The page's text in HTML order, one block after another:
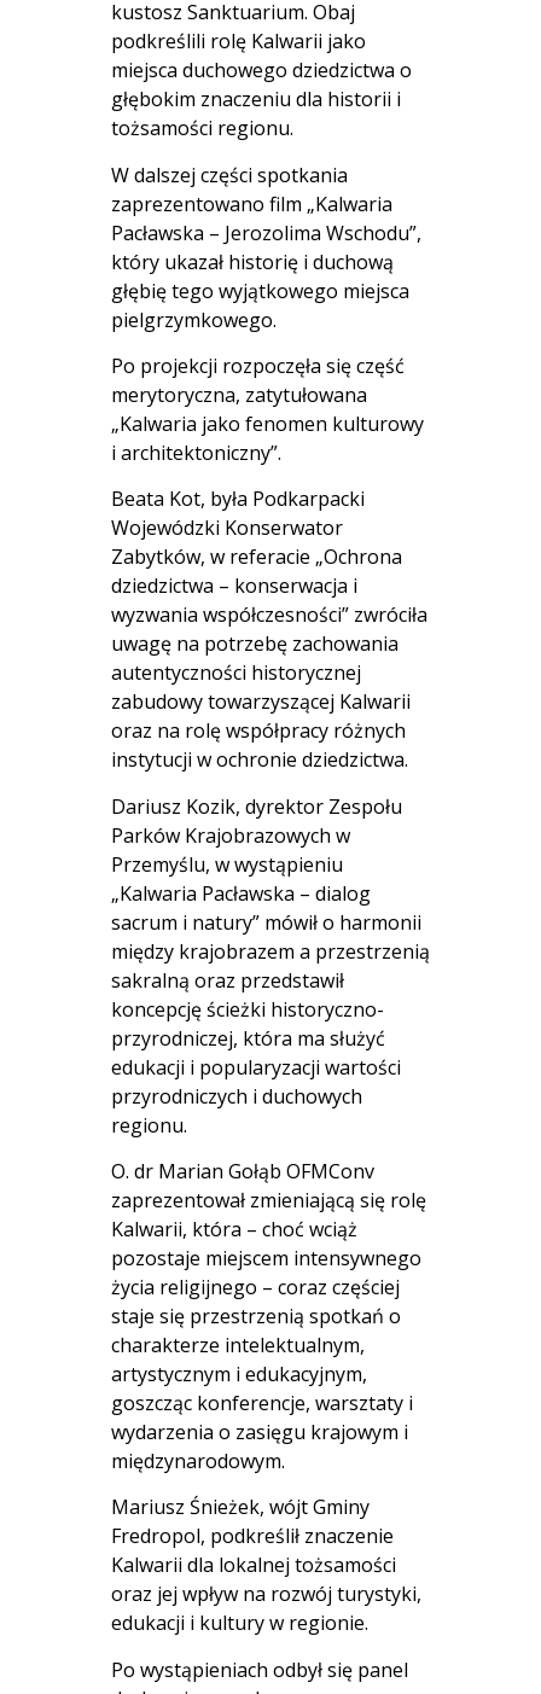
kustosz Sanktuarium. Obaj
podkreślili rolę Kalwarii jako
miejsca duchowego dziedzictwa o
głębokim znaczeniu dla historii i
tożsamości regionu.
W dalszej części spotkania
zaprezentowano film „Kalwaria
Pacławska – Jerozolima Wschodu”,
który ukazał historię i duchową
głębię tego wyjątkowego miejsca
pielgrzymkowego.
Po projekcji rozpoczęła się część
merytoryczna, zatytułowana
„Kalwaria jako fenomen kulturowy
i architektoniczny”.
Beata Kot, była Podkarpacki
Wojewódzki Konserwator
Zabytków, w referacie „Ochrona
dziedzictwa – konserwacja i
wyzwania współczesności” zwróciła
uwagę na potrzebę zachowania
autentyczności historycznej
zabudowy towarzyszącej Kalwarii
oraz na rolę współpracy różnych
instytucji w ochronie dziedzictwa.
Dariusz Kozik, dyrektor Zespołu
Parków Krajobrazowych w
Przemyślu, w wystąpieniu
„Kalwaria Pacławska – dialog
sacrum i natury” mówił o harmonii
między krajobrazem a przestrzenią
sakralną oraz przedstawił
koncepcję ścieżki historyczno-
przyrodniczej, która ma służyć
edukacji i popularyzacji wartości
przyrodniczych i duchowych
regionu.
O. dr Marian Gołąb OFMConv
zaprezentował zmieniającą się rolę
Kalwarii, która – choć wciąż
pozostaje miejscem intensywnego
życia religijnego – coraz częściej
staje się przestrzenią spotkań o
charakterze intelektualnym,
artystycznym i edukacyjnym,
goszcząc konferencje, warsztaty i
wydarzenia o zasięgu krajowym i
międzynarodowym.
Mariusz Śnieżek, wójt Gminy
Fredropol, podkreślił znaczenie
Kalwarii dla lokalnej tożsamości
oraz jej wpływ na rozwój turystyki,
edukacji i kultury w regionie.
Po wystąpieniach odbył się panel